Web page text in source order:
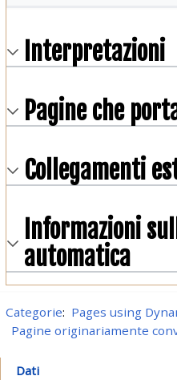
Interpretazioni
Pagine che
Collegamenti
Informazioni
automatica
Categorie: Pages using
Pagine originariamente
Dati